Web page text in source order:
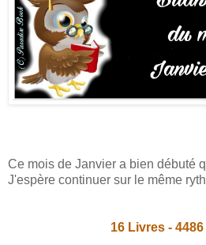
Ce mois de Janvier a bien débuté
J'espère continuer sur le même
16 Livres -